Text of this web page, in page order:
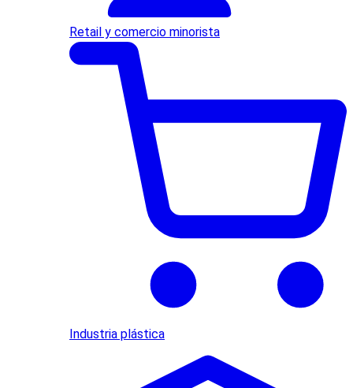
Retail y comercio minorista
Industria plástica